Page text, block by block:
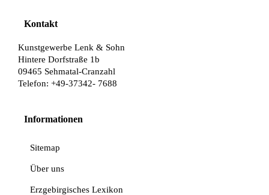
Kontakt
Kunstgewerbe Lenk & Sohn
Hintere Dorfstraße 1b
09465 Sehmatal-Cranzahl
Telefon: +49-37342- 7688
Informationen
Sitemap
Über uns
Erzgebirgisches Lexikon